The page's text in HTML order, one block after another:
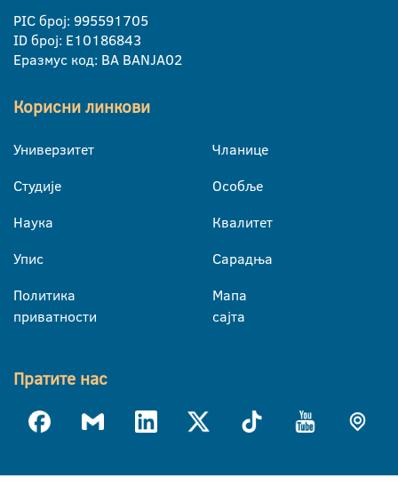
PIC број: 995591705
ID број: E10186843
Еразмус код: BA BANJA02
Корисни линкови
Универзитет
Студије
Наука
Упис
Политика
приватности
Чланице
Особље
Квалитет
Сарадња
Мапа
сајта
Пратите нас